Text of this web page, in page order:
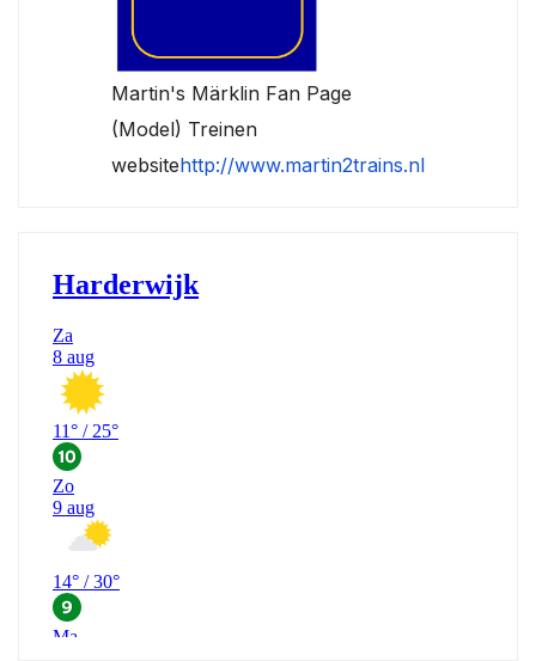
Martin's Märklin Fan Page
(Model) Treinen
websitehttp://www.martin2trains.nl